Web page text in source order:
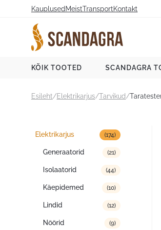
Kauplused MeistTransportKontakt
KÕIK TOOTED SCANDAGRA
Esileht/Elektrikarjus/Tarvikud/
Tootekategooriad
Elektrikarjus (174)
Generaatorid (21)
Isolaatorid (44)
Käepidemed (10)
Lindid (12)
Nöörid (9)